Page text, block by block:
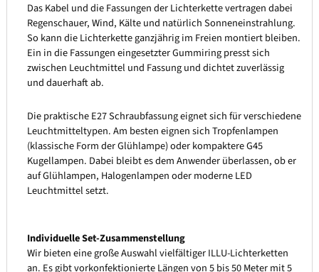
Das Kabel und die Fassungen der Lichterkette vertragen dabei
Regenschauer, Wind, Kälte und natürlich Sonneneinstrahlung.
So kann die Lichterkette ganzjährig im Freien montiert bleiben.
Ein in die Fassungen eingesetzter Gummiring presst sich
zwischen Leuchtmittel und Fassung und dichtet zuverlässig
und dauerhaft ab.
Die praktische E27 Schraubfassung eignet sich für verschiedene
Leuchtmitteltypen. Am besten eignen sich Tropfenlampen
(klassische Form der Glühlampe) oder kompaktere G45
Kugellampen. Dabei bleibt es dem Anwender überlassen, ob er
auf Glühlampen, Halogenlampen oder moderne LED
Leuchtmittel setzt.
Individuelle Set-Zusammenstellung
Wir bieten eine große Auswahl vielfältiger ILLU-Lichterketten
an. Es gibt vorkonfektionierte Längen von 5 bis 50 Meter mit 5